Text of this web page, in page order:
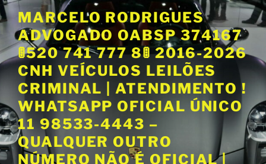
P
u
a
r
r
a
o
c
MARCELO RODRIGUES
ADVOGADO OABSP 374167
🚦520 741 777 8🚦 2016-2026
CNH VEÍCULOS LEILÕES
CRIMINAL | ATENDIMENTO !
WHATSAPP OFICIAL ÚNICO
11 98533-4443 –
QUALQUER OUTRO
NÚMERO NÃO É OFICIAL |